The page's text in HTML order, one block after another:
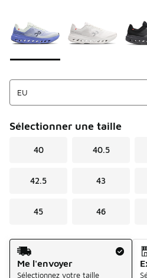
Sélectionner une taille
40 40.5
42.5 43
45 46
Mode d'expédition
Me l'envoyer
Sélectionnez votre taille